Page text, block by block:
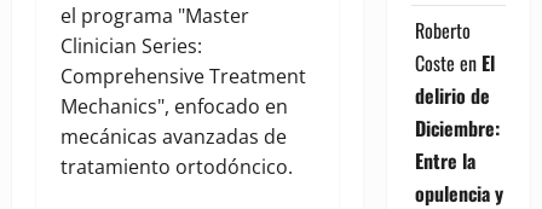
el programa "Master
Clinician Series:
Comprehensive Treatment
Mechanics", enfocado en
mecánicas avanzadas de
tratamiento ortodóncico.
Roberto
Coste en El
delirio de
Diciembre:
Entre la
opulencia y